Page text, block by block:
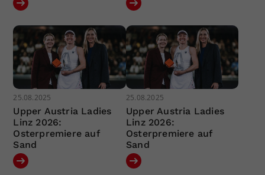
25.08.2025
Upper Austria Ladies
Linz 2026:
Osterpremiere auf
Sand
25.08.2025
Upper Austria Ladies
Linz 2026:
Osterpremiere auf
Sand